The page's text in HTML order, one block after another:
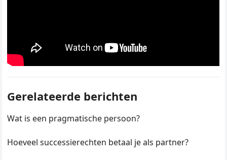
Gerelateerde berichten
Wat is een pragmatische persoon?
Hoeveel successierechten betaal je als partner?